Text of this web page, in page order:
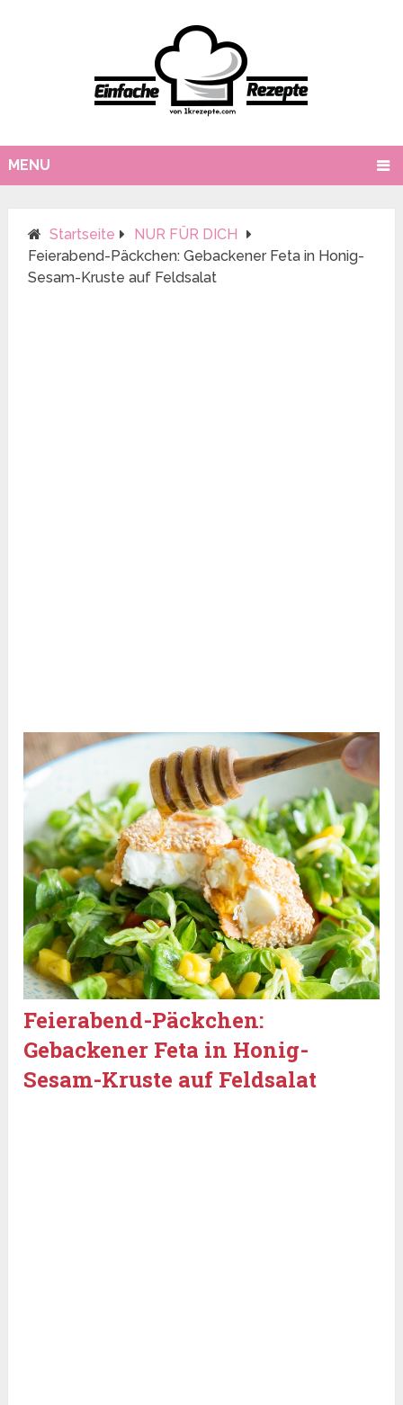
MENU
Startseite
NUR FÜR DICH
Feierabend-Päckchen: Gebackener Feta in Honig-
Sesam-Kruste auf Feldsalat
Feierabend-Päckchen:
Gebackener Feta in Honig-
Sesam-Kruste auf Feldsalat